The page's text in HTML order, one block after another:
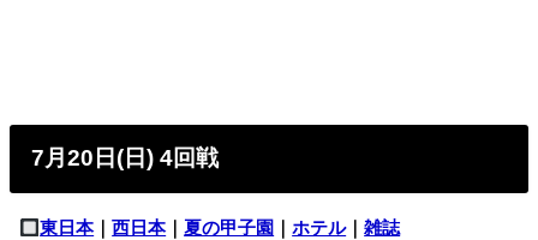
7月20日(日) 4回戦
東日本｜西日本｜夏の甲子園 ｜ホテル｜雑誌